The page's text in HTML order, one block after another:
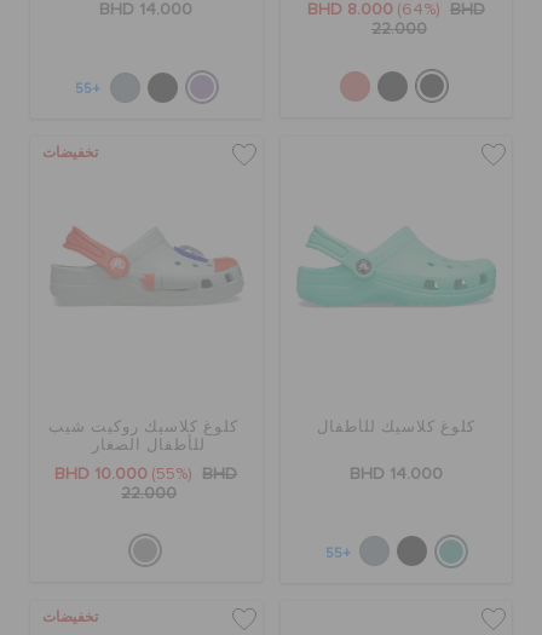
BHD 8.000 (64%)
BHD
22.000
BHD 14.000
+55
كلوغ كلاسيك للأطفال
BHD 14.000
+55
تخفيضات
كلوغ كلاسيك روكيت شيب
للأطفال الصغار
BHD 10.000 (55%)
BHD
22.000
تخفيضات